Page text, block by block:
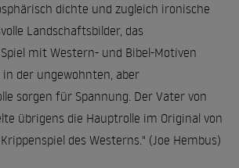
dichte und zugleich ironische
Landschaftsbilder, das
mit Western- und Bibel-Motiven
in der ungewohnten, aber
sorgen für Spannung. Der Vater von
übrigens die Hauptrolle im Original von
des Westerns." (Joe Hembus)